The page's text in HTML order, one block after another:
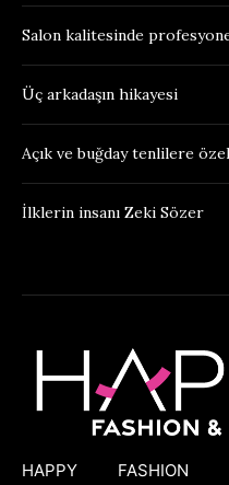
Salon kalitesinde
Üç arkadaşın hikayesi
Açık ve buğday tenlilere özel
İlklerin insanı Zeki Sözer
HAPPY FASHION